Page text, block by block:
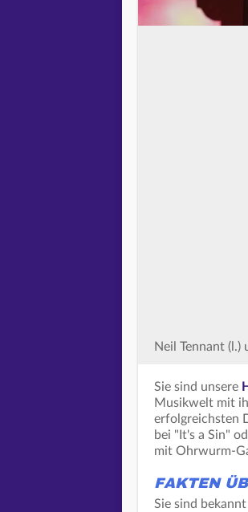
Neil Tennant (l.)
Sie sind unsere
Musikwelt mit
erfolgreichsten
bei "It's a Sin"
mit Ohrwurm-
FAKTEN
Sie sind